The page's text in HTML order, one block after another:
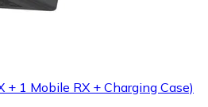
+ 1 Mobile RX + Charging Case)